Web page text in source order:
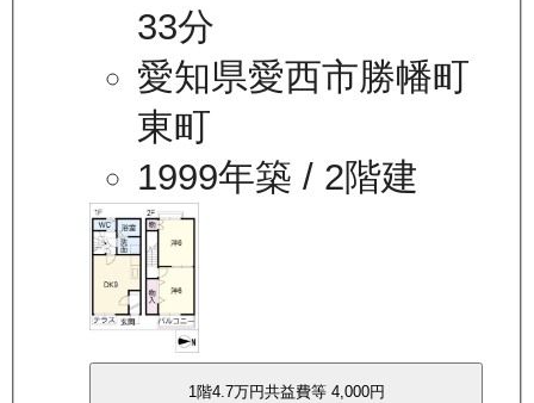
33分
愛知県愛西市勝幡町
東町
1999年築 / 2階建
1階4.7万円共益費等 4,000円